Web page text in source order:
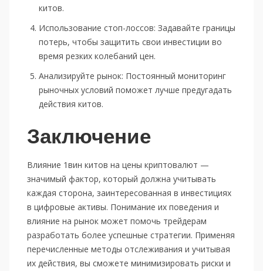
китов.
Использование стоп-лоссов: Задавайте границы
потерь, чтобы защитить свои инвестиции во
время резких колебаний цен.
Анализируйте рынок: Постоянный мониторинг
рыночных условий поможет лучше предугадать
действия китов.
Заключение
Влияние 1вин китов на цены криптовалют —
значимый фактор, который должна учитывать
каждая сторона, заинтересованная в инвестициях
в цифровые активы. Понимание их поведения и
влияние на рынок может помочь трейдерам
разработать более успешные стратегии. Применяя
перечисленные методы отслеживания и учитывая
их действия, вы сможете минимизировать риски и